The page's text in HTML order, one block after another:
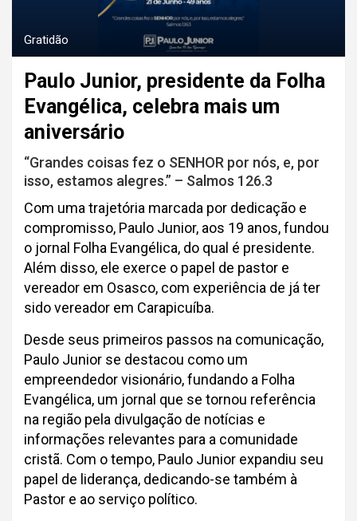
Gratidão
Paulo Junior, presidente da Folha
Evangélica, celebra mais um
aniversário
“Grandes coisas fez o SENHOR por nós, e, por
isso, estamos alegres.” – Salmos 126.3
Com uma trajetória marcada por dedicação e
compromisso, Paulo Junior, aos 19 anos, fundou
o jornal Folha Evangélica, do qual é presidente.
Além disso, ele exerce o papel de pastor e
vereador em Osasco, com experiência de já ter
sido vereador em Carapicuíba.
Desde seus primeiros passos na comunicação,
Paulo Junior se destacou como um
empreendedor visionário, fundando a Folha
Evangélica, um jornal que se tornou referência
na região pela divulgação de notícias e
informações relevantes para a comunidade
cristã. Com o tempo, Paulo Junior expandiu seu
papel de liderança, dedicando-se também à
Pastor e ao serviço político.